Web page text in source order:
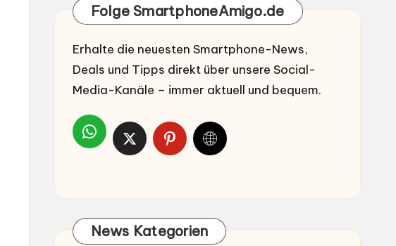
Folge SmartphoneAmigo.de
Erhalte die neuesten Smartphone-News,
Deals und Tipps direkt über unsere Social-
Media-Kanäle – immer aktuell und bequem.
News Kategorien